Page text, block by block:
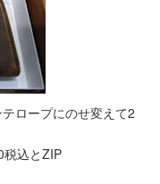
ロープにのせ変えて2
税込とZIP